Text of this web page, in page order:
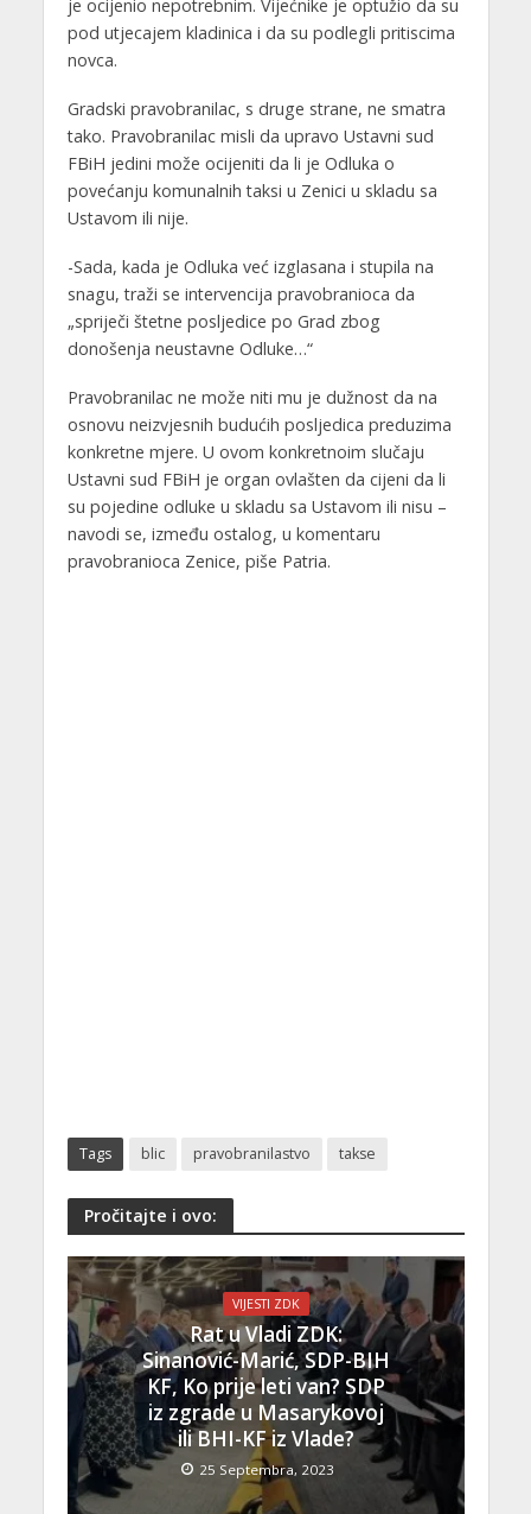
je ocijenio nepotrebnim. Vijećnike je optužio da su
pod utjecajem kladinica i da su podlegli pritiscima
novca.
Gradski pravobranilac, s druge strane, ne smatra
tako. Pravobranilac misli da upravo Ustavni sud
FBiH jedini može ocijeniti da li je Odluka o
povećanju komunalnih taksi u Zenici u skladu sa
Ustavom ili nije.
-Sada, kada je Odluka već izglasana i stupila na
snagu, traži se intervencija pravobranioca da
„spriječi štetne posljedice po Grad zbog
donošenja neustavne Odluke…“
Pravobranilac ne može niti mu je dužnost da na
osnovu neizvjesnih budućih posljedica preduzima
konkretne mjere. U ovom konkretnoim slučaju
Ustavni sud FBiH je organ ovlašten da cijeni da li
su pojedine odluke u skladu sa Ustavom ili nisu –
navodi se, između ostalog, u komentaru
pravobranioca Zenice, piše Patria.
Tags blic pravobranilastvo takse
Pročitajte i ovo:
VIJESTI ZDK
Rat u Vladi ZDK:
Sinanović-Marić, SDP-BIH
KF, Ko prije leti van? SDP
iz zgrade u Masarykovoj
ili BHI-KF iz Vlade?
25 Septembra, 2023